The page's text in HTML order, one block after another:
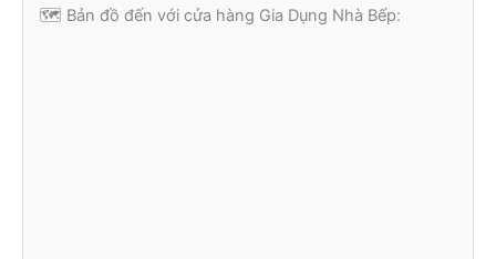
🗺️ Bản đồ đến với cửa hàng Gia Dụng Nhà Bếp: